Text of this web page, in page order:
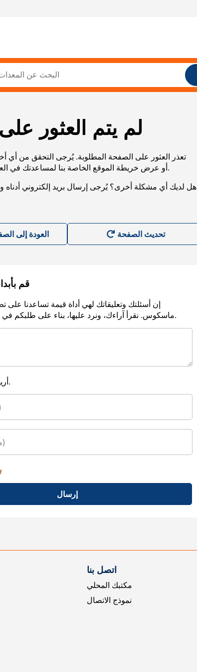
لم يتم العثور
تعذر العثور على الصفحة المطلوبة. يُرجى التحقق من أي
URL، أو عرض خريطة الموقع الخاصة بنا لمساعدتك في العثور على ما تريد.
هل لديك أي مشكلة أخرى؟ يُرجى إرسال بريد إلكتروني أدناه
العودة إلى
قم
إن أسئلتك وتعليقاتك لهي أداة قيمة تساعدنا
ماسكوس. نقرأ آراءك، ونرد عليها، بناء على طلبكم في أسرع وقت ممكن.
أريد ردًا على رأيي.
إرسال
اتصل بنا
مكتبك المحلي
نموذج الاتصال